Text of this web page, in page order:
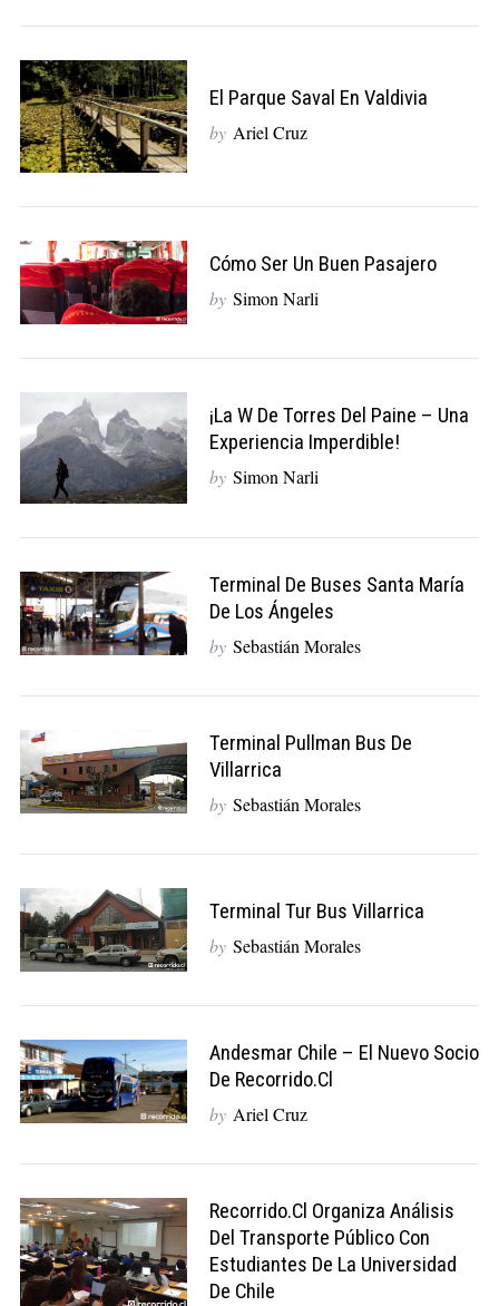
El Parque Saval En Valdivia
by Ariel Cruz
Cómo Ser Un Buen Pasajero
by Simon Narli
¡La W De Torres Del Paine – Una
Experiencia Imperdible!
by Simon Narli
Terminal De Buses Santa María
De Los Ángeles
by Sebastián Morales
Terminal Pullman Bus De
Villarrica
by Sebastián Morales
Terminal Tur Bus Villarrica
by Sebastián Morales
Andesmar Chile – El Nuevo Socio
De Recorrido.cl
by Ariel Cruz
Recorrido.cl Organiza Análisis
Del Transporte Público Con
Estudiantes De La Universidad
De Chile